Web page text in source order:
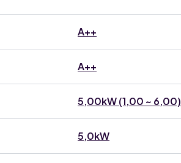
A++
A++
5,00kW (1,00 ~ 6,00)
5,0kW